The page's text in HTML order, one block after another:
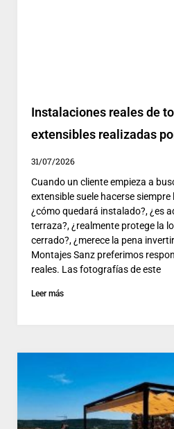
Instalaciones reales de
extensibles realizadas
31/07/2026
Cuando un cliente empieza a
extensible suele hacerse
¿cómo quedará instalado?, ¿es
terraza?, ¿realmente protege la
cerrado?, ¿merece la pena
Montajes Sanz preferimos
reales. Las fotografías de este
Leer más